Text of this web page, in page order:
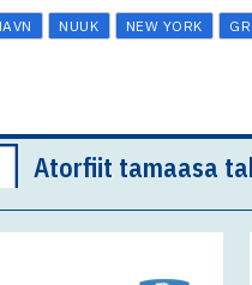
NUUK NEW YORK
Atorfiit tamaasa